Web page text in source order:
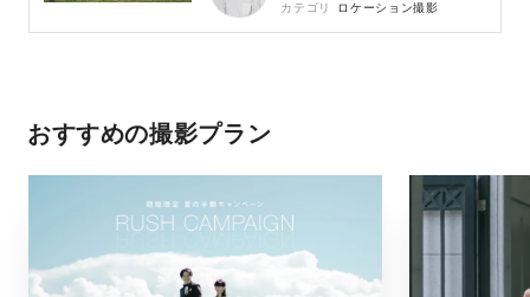
カテゴリ
ロケーション撮影
おすすめの撮影プラン